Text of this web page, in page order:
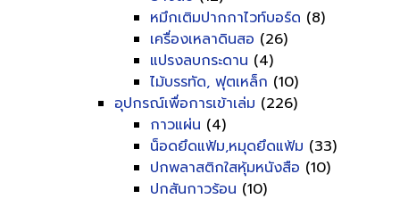
หมึกเติมปากกาไวท์บอร์ด (8)
เครื่องเหลาดินสอ (26)
แปรงลบกระดาน (4)
ไม้บรรทัด, ฟุตเหล็ก (10)
อุปกรณ์เพื่อการเข้าเล่ม (226)
กาวแผ่น (4)
น็อดยึดแฟ้ม,หมุดยึดแฟ้ม (33)
ปกพลาสติกใสหุ้มหนังสือ (10)
ปกสันกาวร้อน (10)